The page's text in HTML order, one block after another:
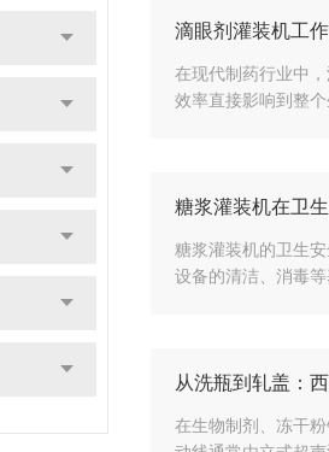
滴眼剂灌装机工
在现代制药行业中
效率直接影响到整
糖浆灌装机在卫
糖浆灌装机的卫生
设备的清洁、消毒
从洗瓶到轧盖：
在生物制剂、冻干